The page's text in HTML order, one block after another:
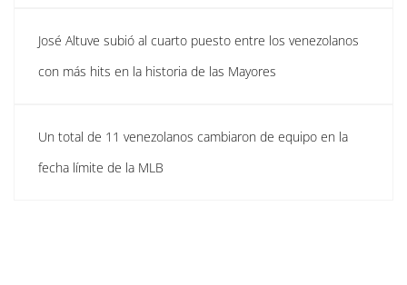
José Altuve subió al cuarto puesto entre los venezolanos
con más hits en la historia de las Mayores
Un total de 11 venezolanos cambiaron de equipo en la
fecha límite de la MLB